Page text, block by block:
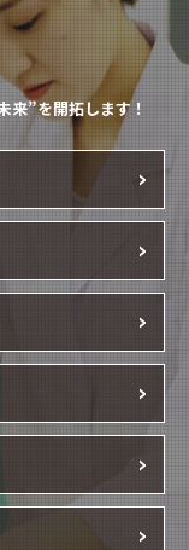
来”を開拓します！